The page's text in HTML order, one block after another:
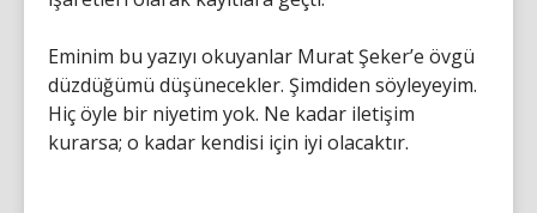
Eminim bu yazıyı okuyanlar Murat Şeker’e övgü
düzdüğümü düşünecekler. Şimdiden söyleyeyim.
Hiç öyle bir niyetim yok. Ne kadar iletişim
kurarsa; o kadar kendisi için iyi olacaktır.